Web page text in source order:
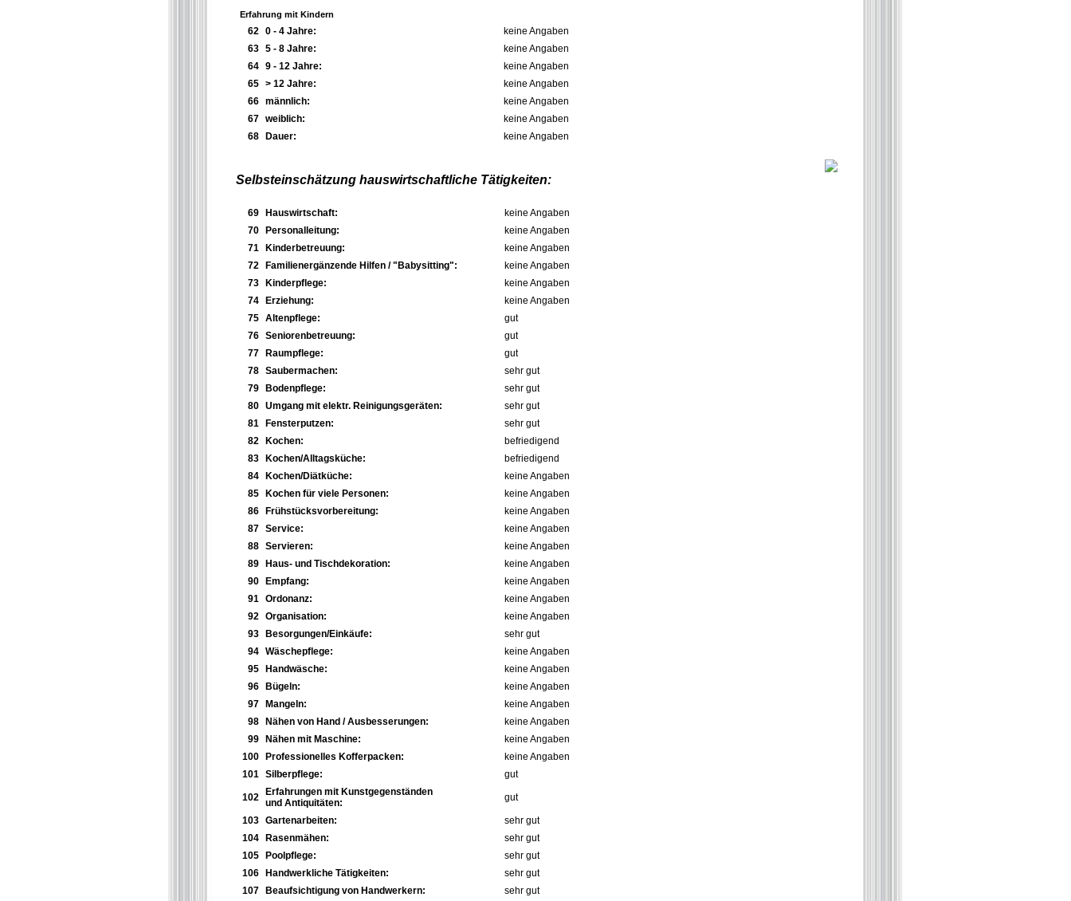
Erfahrung mit Kindern
62 0 - 4 Jahre:
keine Angaben
63 5 - 8 Jahre:
keine Angaben
64 9 - 12 Jahre:
keine Angaben
65 > 12 Jahre:
keine Angaben
66 männlich:
keine Angaben
67 weiblich:
keine Angaben
68
Dauer: keine Angaben
Selbsteinschätzung hauswirtschaftliche Tätigkeiten:
69 Hauswirtschaft:
keine Angaben
70
Personalleitung:
keine Angaben
71
Kinderbetreuung:
keine Angaben
72
Familienergänzende Hilfen / "Babysitting":
keine Angaben
73
Kinderpflege:
keine Angaben
74
Erziehung:
keine Angaben
75 Altenpflege:
gut
76 Seniorenbetreuung:
gut
77
Raumpflege:
gut
78 Saubermachen:
sehr gut
79
Bodenpflege:
sehr gut
80 Umgang mit elektr. Reinigungsgeräten:
sehr gut
81
Fensterputzen:
sehr gut
82
Kochen:
befriedigend
83
Kochen/Alltagsküche:
befriedigend
84
Kochen/Diätküche:
keine Angaben
85
Kochen für viele Personen:
keine Angaben
86
Frühstücksvorbereitung:
keine Angaben
87 Service:
keine Angaben
88 Servieren:
keine Angaben
89
Haus- und Tischdekoration:
keine Angaben
90
Empfang:
keine Angaben
91 Ordonanz:
keine Angaben
92 Organisation:
keine Angaben
93
Besorgungen/Einkäufe:
sehr gut
94 Wäschepflege:
keine Angaben
95
Handwäsche:
keine Angaben
96
Bügeln:
keine Angaben
97
Mangeln:
keine Angaben
98
Nähen von Hand / Ausbesserungen:
keine Angaben
99
Nähen mit Maschine:
keine Angaben
100
Professionelles Kofferpacken:
keine Angaben
101 Silberpflege: gut
102
Erfahrungen mit Kunstgegenständen
und Antiquitäten:
gut
103 Gartenarbeiten:
sehr gut
104
Rasenmähen:
sehr gut
105
Poolpflege:
sehr gut
106
Handwerkliche Tätigkeiten:
sehr gut
107
Beaufsichtigung von Handwerkern: sehr gut